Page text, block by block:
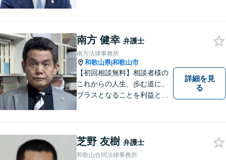
日・オンライン相談OK（要予
約）｜丁寧な報告とスピード
対応で安心をお届けします
南方 健幸 弁護士
南方法律事務所
和歌山県|和歌山市
【初回相談無料】相談者様の
これからの人生、歩む道に、
プラスとなることを利益と考
ご相談いただくこともありま
す。
詳細を見
る
芝野 友樹 弁護士
和歌山合同法律事務所